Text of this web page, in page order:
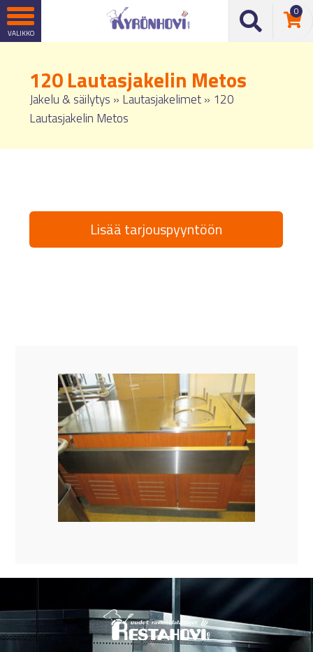
0
120 Lautasjakelin Metos
Jakelu & säilytys » Lautasjakelimet» 120
Lautasjakelin Metos
Lisää tarjouspyyntöön